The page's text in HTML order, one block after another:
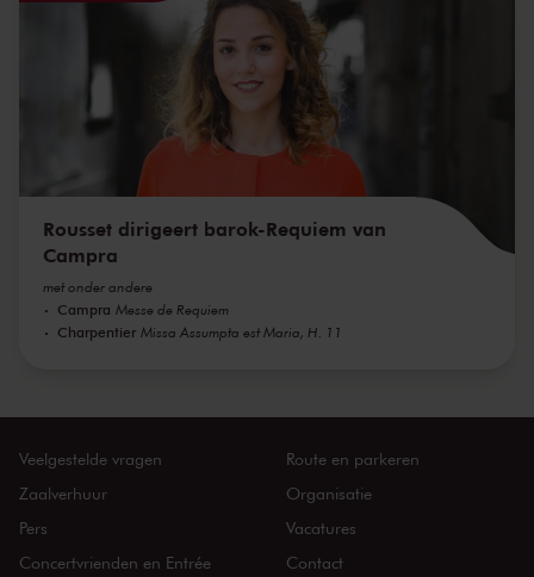
Rousset dirigeert barok-Requiem van
Campra
met onder andere
Campra Messe de Requiem
Charpentier Missa Assumpta est Maria, H. 11
Veelgestelde vragen
Zaalverhuur
Pers
Concertvrienden en Entrée
Route en parkeren
Organisatie
Vacatures
Contact